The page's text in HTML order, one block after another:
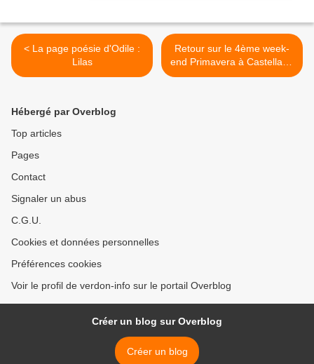
< La page poésie d'Odile :
Lilas
Retour sur le 4ème week-
end Primavera à Castellane
>
Hébergé par Overblog
Top articles
Pages
Contact
Signaler un abus
C.G.U.
Cookies et données personnelles
Préférences cookies
Voir le profil de verdon-info sur le portail Overblog
Créer un blog sur Overblog
Créer un blog